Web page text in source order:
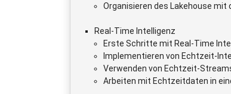
Organisieren des Lakehouse
Real-Time Intelligenz
Erste Schritte mit Real-Time
Implementieren von Echtzeit-
Verwenden von Echtzeit-
Arbeiten mit Echtzeitdaten in